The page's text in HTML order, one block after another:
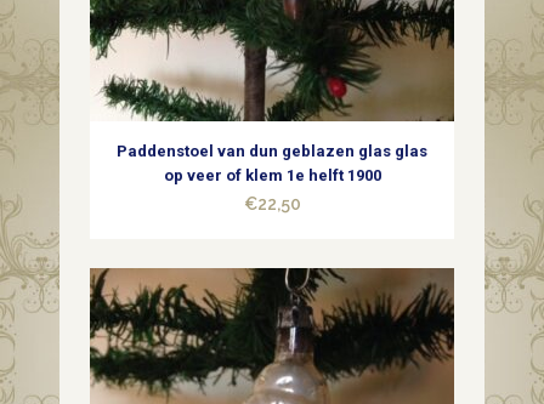
Paddenstoel van dun geblazen glas glas
op veer of klem 1e helft 1900
€22,50